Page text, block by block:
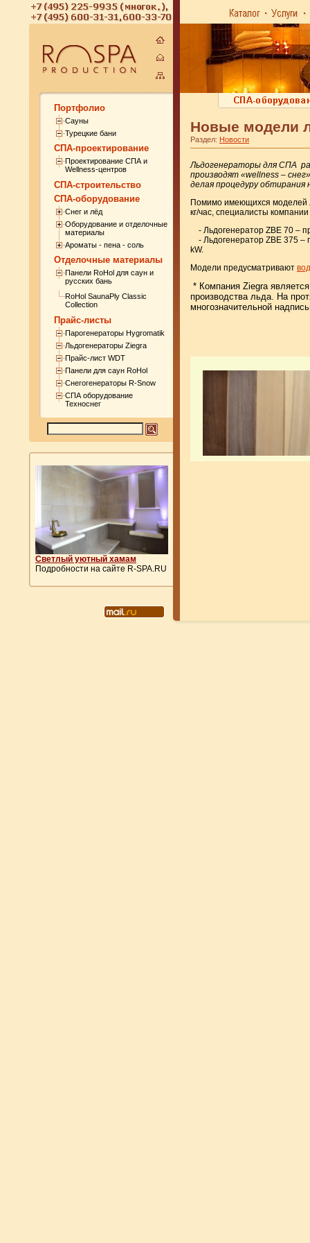
Портфолио
Сауны
Турецкие бани
СПА-проектирование
Проектирование СПА и
Wellness-центров
СПА-строительство
СПА-оборудование
Снег и лёд
Оборудование и отделочные
материалы
Ароматы - пена - соль
Отделочные материалы
Панели RoHol для саун и
русских бань
RoHol SaunaPly Classic
Collection
Прайс-листы
Парогенераторы Hygromatik
Льдогенераторы Ziegra
Прайс-лист WDT
Панели для саун RoHol
Снегогенераторы R-Snow
СПА оборудование
Техноснег
Светлый уютный хамам
Подробности на сайте R-SPA.RU
Новые модели
Раздел: Новости
Льдогенераторы для СПА
производят «wellness –
делая процедуру
Помимо имеющихся моделей
кг/час, специалисты
- Льдогенератор ZBE 70 –
- Льдогенератор ZBE 375 –
kW.
Модели предусматривают
* Компания Ziegra
производства льда. На
многозначительной